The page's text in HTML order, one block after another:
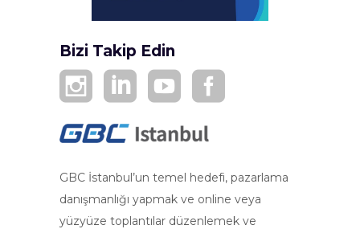
Bizi Takip Edin
GBC İstanbul’un temel hedefi, pazarlama
danışmanlığı yapmak ve online veya
yüzyüze toplantılar düzenlemek ve